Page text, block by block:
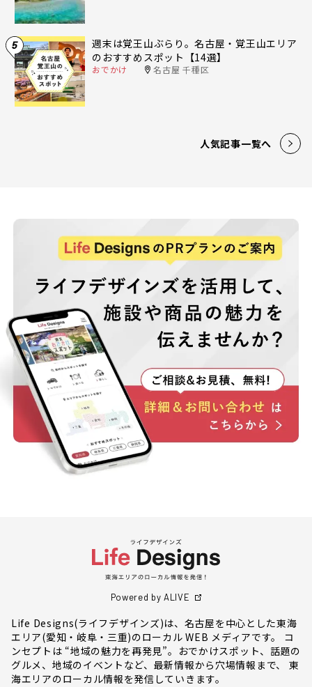
5
週末は覚王山ぶらり。名古屋・覚王山エリア
のおすすめスポット【14選】
おでかけ 名古屋 千種区
人気記事一覧へ
Powered by ALIVE
Life Designs(ライフデザインズ)は、名古屋を中心とした東海
エリア(愛知・岐阜・三重)のローカル WEB メディアです。 コ
ンセプトは “地域の魅力を再発見”。おでかけスポット、話題の
グルメ、地域のイベントなど、最新情報から穴場情報まで、 東
海エリアのローカル情報を発信していきます。